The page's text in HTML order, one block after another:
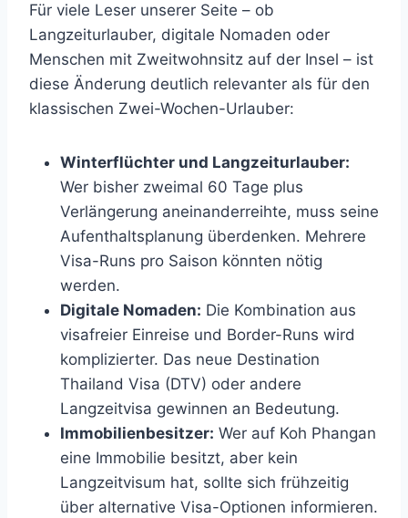
Für viele Leser unserer Seite – ob
Langzeiturlauber, digitale Nomaden oder
Menschen mit Zweitwohnsitz auf der Insel – ist
diese Änderung deutlich relevanter als für den
klassischen Zwei-Wochen-Urlauber:
Winterflüchter und Langzeiturlauber:
Wer bisher zweimal 60 Tage plus
Verlängerung aneinanderreihte, muss seine
Aufenthaltsplanung überdenken. Mehrere
Visa-Runs pro Saison könnten nötig
werden.
Digitale Nomaden: Die Kombination aus
visafreier Einreise und Border-Runs wird
komplizierter. Das neue Destination
Thailand Visa (DTV) oder andere
Langzeitvisa gewinnen an Bedeutung.
Immobilienbesitzer: Wer auf Koh Phangan
eine Immobilie besitzt, aber kein
Langzeitvisum hat, sollte sich frühzeitig
über alternative Visa-Optionen informieren.